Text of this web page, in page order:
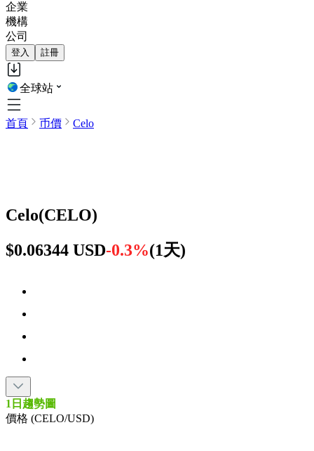
企業
機構
公司
登入 註冊
全球站
首頁 币價 Celo
Celo(CELO)
$0.06344 USD-0.3%(1天)
1日趨勢圖
價格 (CELO/USD)